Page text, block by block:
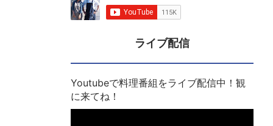
ライブ配信
Youtubeで料理番組をライブ配信中！観
に来てね！